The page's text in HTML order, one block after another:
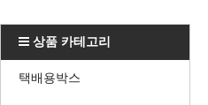
상품 카테고리
택배용박스